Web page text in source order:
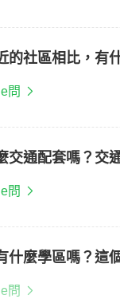
的社區相比，有
問
交通配套嗎？交
問
什麼學區嗎？這
問